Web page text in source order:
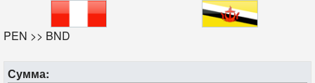
PEN >> BND
Сумма: